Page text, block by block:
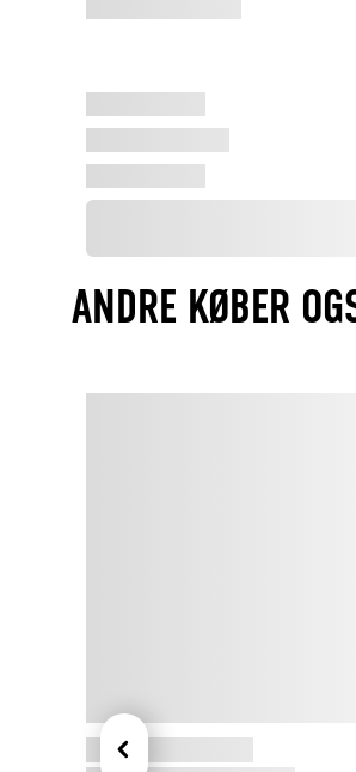
ANDRE KØBER